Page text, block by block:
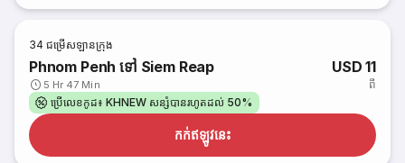
34 ជម្រើសឡានក្រុង
Phnom Penh ទៅ Siem Reap
5 Hr 47 Min
USD 11
ពី
ប្រើលេខកូដ៖ KHNEW សន្សំបានរហូតដល់ 50%
កក់​ឥឡូវនេះ